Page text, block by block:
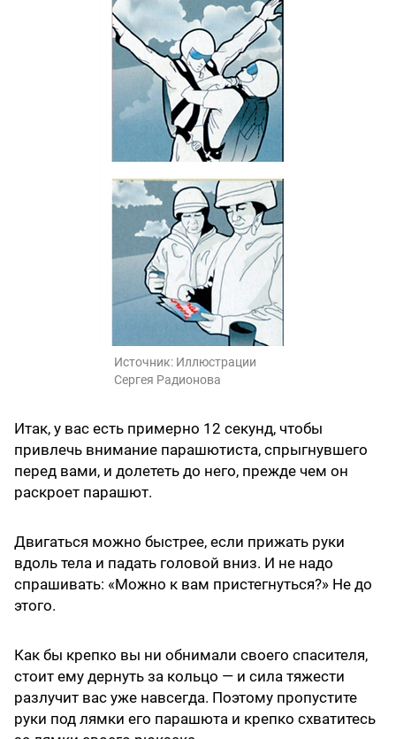
Источник: Иллюстрации
Сергея Радионова
Итак, у вас есть примерно 12 секунд, чтобы
привлечь внимание парашютиста, спрыгнувшего
перед вами, и долететь до него, прежде чем он
раскроет парашют.
Двигаться можно быстрее, если прижать руки
вдоль тела и падать головой вниз. И не надо
спрашивать: «Можно к вам пристегнуться?» Не до
этого.
Как бы крепко вы ни обнимали своего спасителя,
стоит ему дернуть за кольцо — и сила тяжести
разлучит вас уже навсегда. Поэтому пропустите
руки под лямки его парашюта и крепко схватитесь